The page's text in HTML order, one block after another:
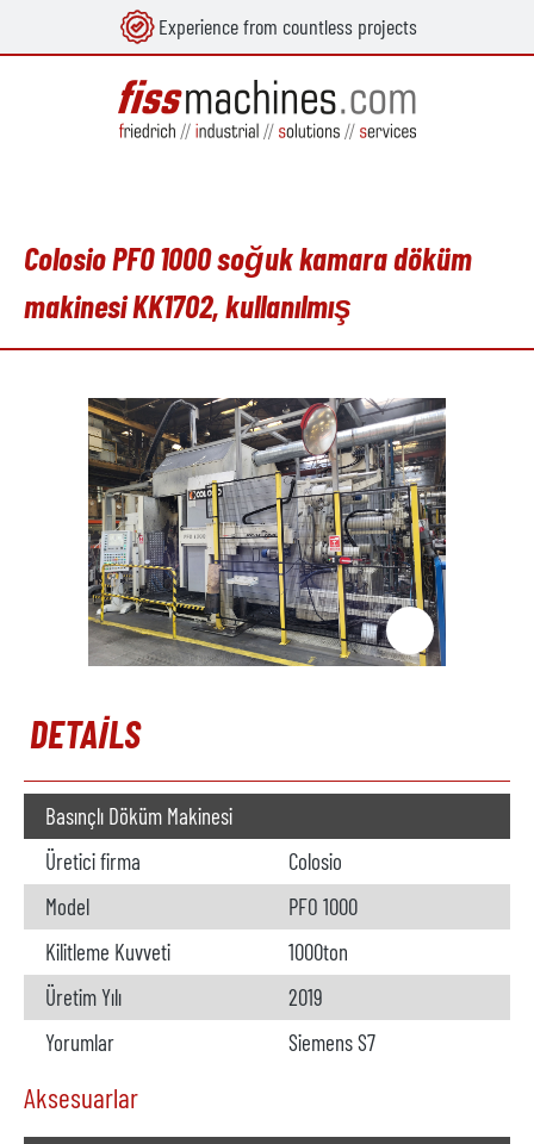
Experience from countless projects
Colosio PFO 1000 soğuk kamara döküm
makinesi KK1702, kullanılmış
Skip image gallery
DETAILS
Basınçlı Döküm Makinesi
Üretici firma
Colosio
Model
PFO 1000
Kilitleme Kuvveti
1000ton
Üretim Yılı
2019
Yorumlar
Siemens S7
Aksesuarlar